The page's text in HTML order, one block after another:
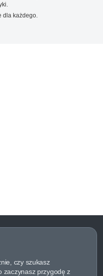
dla każdego.
czy szukasz
zaczynasz przygodę z